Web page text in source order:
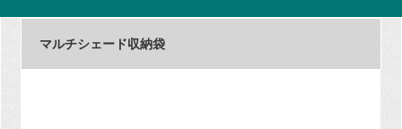
マルチシェード収納袋